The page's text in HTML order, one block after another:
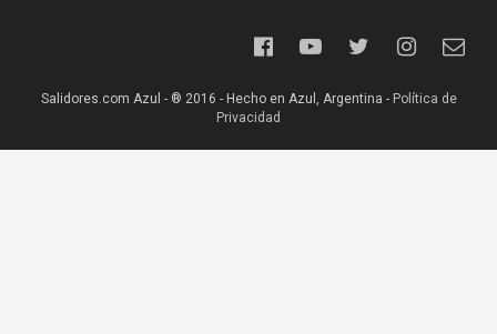
Salidores.com Azul - ® 2016 - Hecho en Azul, Argentina - Política de
Privacidad